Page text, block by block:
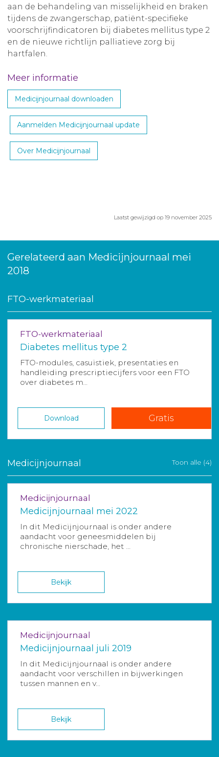
aan de behandeling van misselijkheid en braken
tijdens de zwangerschap, patiënt-specifieke
voorschrijfindicatoren bij diabetes mellitus type 2
en de nieuwe richtlijn palliatieve zorg bij
hartfalen.
Meer informatie
Medicijnjournaal downloaden
Aanmelden Medicijnjournaal update
Over Medicijnjournaal
Laatst gewijzigd op 19 november 2025
Gerelateerd aan Medicijnjournaal mei
2018
FTO-werkmateriaal
FTO-werkmateriaal
Diabetes mellitus type 2
FTO-modules, casuïstiek, presentaties en
handleiding prescriptiecijfers voor een FTO
over diabetes m...
Download Gratis
Medicijnjournaal Toon alle (4)
Medicijnjournaal
Medicijnjournaal mei 2022
In dit Medicijnjournaal is onder andere
aandacht voor geneesmiddelen bij
chronische nierschade, het ...
Bekijk
Medicijnjournaal
Medicijnjournaal juli 2019
In dit Medicijnjournaal is onder andere
aandacht voor verschillen in bijwerkingen
tussen mannen en v...
Bekijk